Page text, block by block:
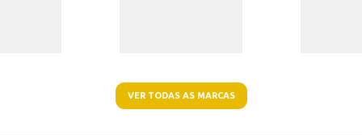
VER TODAS AS MARCAS